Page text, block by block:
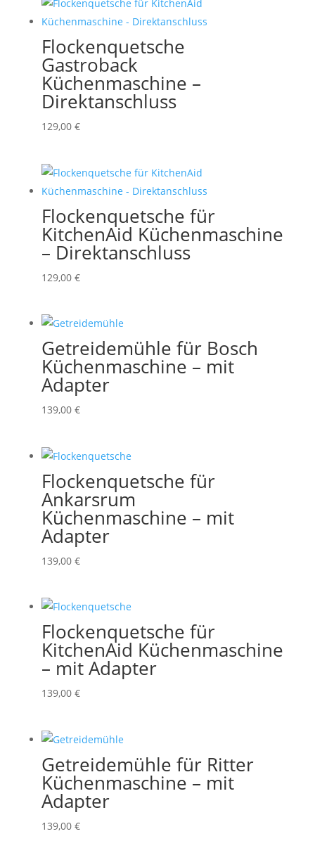
Flockenquetsche
Gastroback
Küchenmaschine –
Direktanschluss
129,00 €
Flockenquetsche für
KitchenAid Küchenmaschine
– Direktanschluss
129,00 €
Getreidemühle für Bosch
Küchenmaschine – mit
Adapter
139,00 €
Flockenquetsche für
Ankarsrum
Küchenmaschine – mit
Adapter
139,00 €
Flockenquetsche für
KitchenAid Küchenmaschine
– mit Adapter
139,00 €
Getreidemühle für Ritter
Küchenmaschine – mit
Adapter
139,00 €